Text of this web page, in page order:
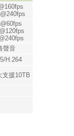
聲音
H.264
支援10TB